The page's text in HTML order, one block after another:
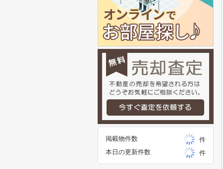
掲載物件数
件
本日の更新件数
件